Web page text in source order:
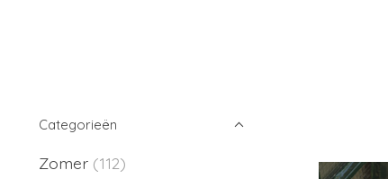
Categorieën
Zomer (112)